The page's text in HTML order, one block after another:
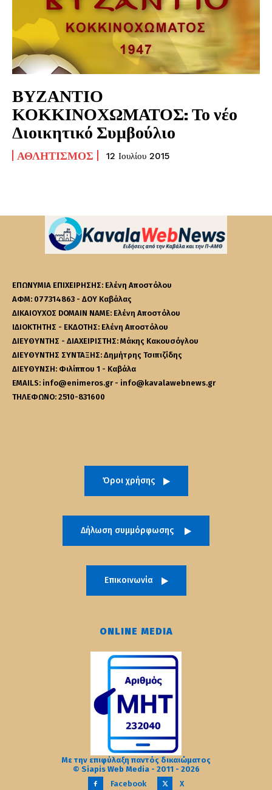
ΒΥΖΑΝΤΙΟ
ΚΟΚΚΙΝΟΧΩΜΑΤΟΣ: Το νέο
Διοικητικό Συμβούλιο
ΑΘΛΗΤΙΣΜΌΣ 12 Ιουλίου 2015
ΕΠΩΝΥΜΙΑ ΕΠΙΧΕΙΡΗΣΗΣ: Ελένη Αποστόλου
ΑΦΜ: 077314863 - ΔΟΥ Καβάλας
ΔΙΚΑΙΟΥΧΟΣ DOMAIN NAME: Ελένη Αποστόλου
ΙΔΙΟΚΤΗΤΗΣ - ΕΚΔΟΤΗΣ: Ελένη Αποστόλου
ΔΙΕΥΘΥΝΤΗΣ - ΔΙΑΧΕΙΡΙΣΤΗΣ: Μάκης Κακουσόγλου
ΔΙΕΥΘΥΝΤΗΣ ΣΥΝΤΑΞΗΣ: Δημήτρης Τσιπιζίδης
ΔΙΕΥΘΥΝΣΗ: Φιλίππου 1 - Καβάλα
EMAILS: info@enimeros.gr - info@kavalawebnews.gr
ΤΗΛΕΦΩΝΟ: 2510-831600
Όροι χρήσης
Δήλωση συμμόρφωσης
Επικοινωνία
ONLINE MEDIA
Με την επιφύλαξη παντός δικαιώματος
© Siapis Web Media - 2011 - 2026
Facebook
X